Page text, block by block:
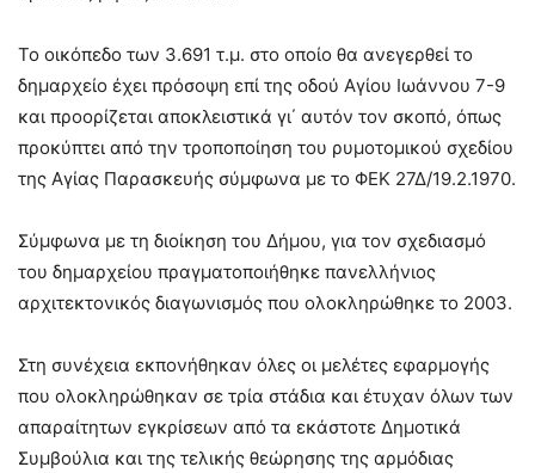
Το οικόπεδο των 3.691 τ.μ. στο οποίο θα ανεγερθεί το
δημαρχείο έχει πρόσοψη επί της οδού Αγίου Ιωάννου 7-9
και προορίζεται αποκλειστικά γι΄ αυτόν τον σκοπό, όπως
προκύπτει από την τροποποίηση του ρυμοτομικού σχεδίου
της Αγίας Παρασκευής σύμφωνα με το ΦΕΚ 27Δ/19.2.1970.
Σύμφωνα με τη διοίκηση του Δήμου, για τον σχεδιασμό
του δημαρχείου πραγματοποιήθηκε πανελλήνιος
αρχιτεκτονικός διαγωνισμός που ολοκληρώθηκε το 2003.
Στη συνέχεια εκπονήθηκαν όλες οι μελέτες εφαρμογής
που ολοκληρώθηκαν σε τρία στάδια και έτυχαν όλων των
απαραίτητων εγκρίσεων από τα εκάστοτε Δημοτικά
Συμβούλια και της τελικής θεώρησης της αρμόδιας